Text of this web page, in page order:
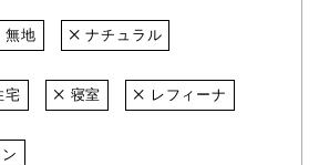
無地 ナチュラル
宅 寝室 レフィーナ